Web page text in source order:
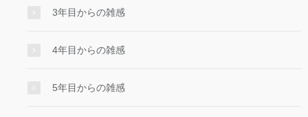
3年目からの雑感
4年目からの雑感
5年目からの雑感